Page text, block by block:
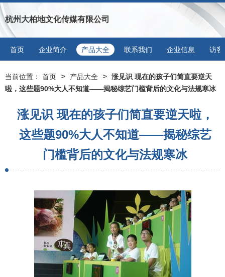
杭州大柏地文化传媒有限公司
首页 企业简介 产品大全 联系我们 企业信息 访客
当前位置： 首页 > 产品大全 > 涨见识 现在的孩子们简直要逆天
啦，这些题90%大人不知道——揭秘综艺门槛背后的文化与法规寒冰
涨见识 现在的孩子们简直要逆天啦，
这些题90%大人不知道——揭秘综艺
门槛背后的文化与法规寒冰